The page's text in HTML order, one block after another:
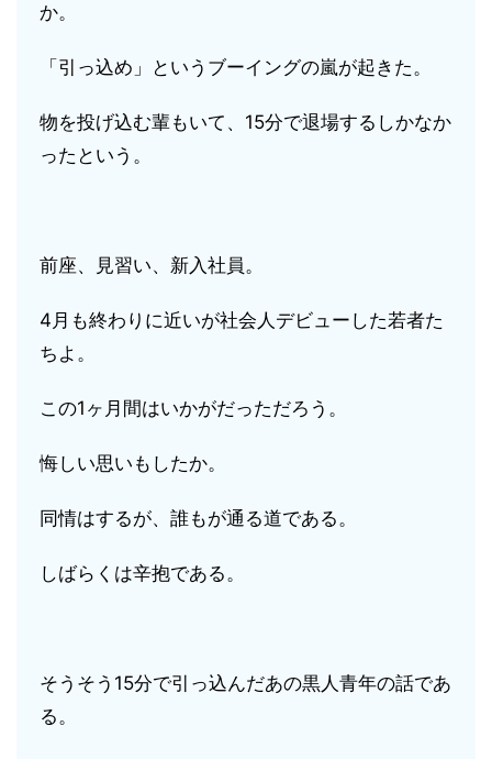
か。
「引っ込め」というブーイングの嵐が起きた。
物を投げ込む輩もいて、15分で退場するしかなか
ったという。
前座、見習い、新入社員。
4月も終わりに近いが社会人デビューした若者た
ちよ。
この1ヶ月間はいかがだっただろう。
悔しい思いもしたか。
同情はするが、誰もが通る道である。
しばらくは辛抱である。
そうそう15分で引っ込んだあの黒人青年の話であ
る。